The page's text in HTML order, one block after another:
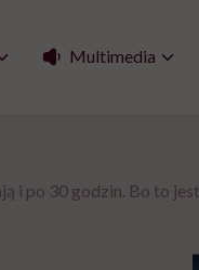
Multimedia
i po 30 godzin. Bo to